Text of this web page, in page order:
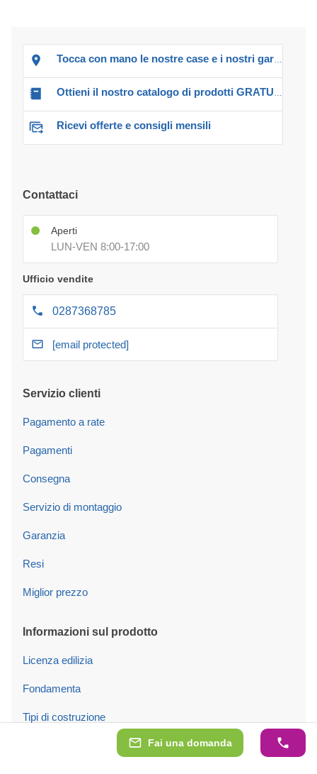
Fai una domanda
Tocca con mano le nostre case e i nostri garage!
Ottieni il nostro catalogo di prodotti GRATUITO!
Ricevi offerte e consigli mensili
Contattaci
Aperti
LUN-VEN 8:00-17:00
Ufficio vendite
0287368785
[email protected]
Servizio clienti
Pagamento a rate
Pagamenti
Consegna
Servizio di montaggio
Garanzia
Resi
Miglior prezzo
Informazioni sul prodotto
Licenza edilizia
Fondamenta
Tipi di costruzione